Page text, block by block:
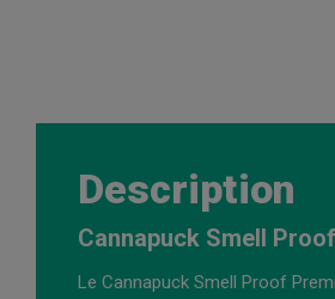
Description
Cannapuck Smell
Le Cannapuck Smell Proof